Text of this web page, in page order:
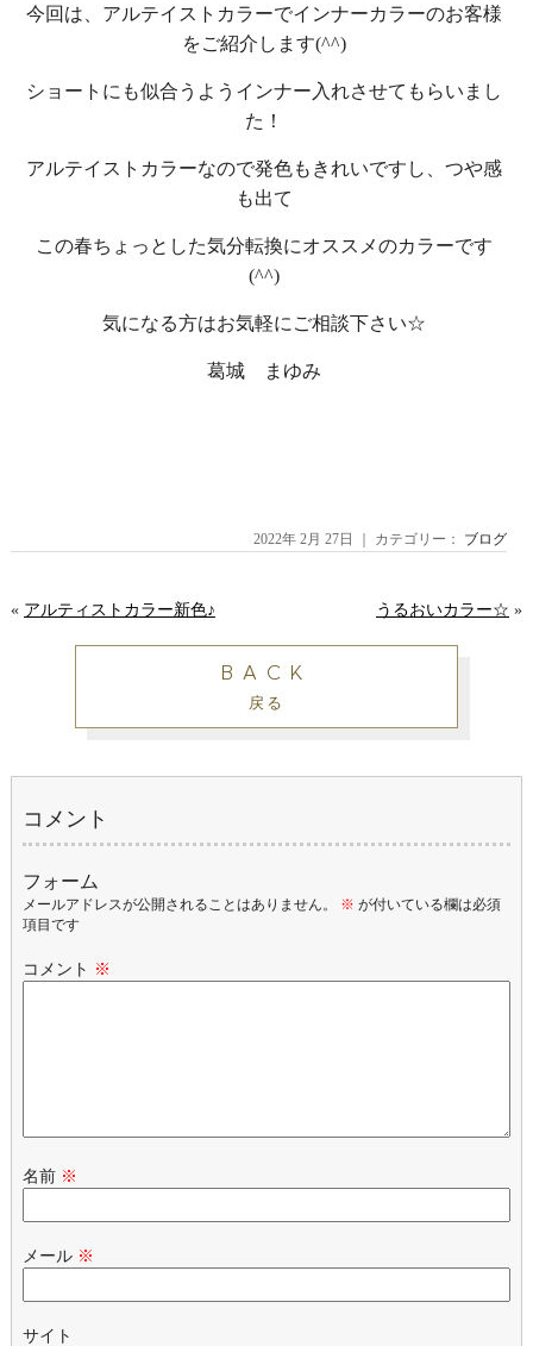
今回は、アルテイストカラーでインナーカラーのお客様
をご紹介します(^^)
ショートにも似合うようインナー入れさせてもらいまし
た！
アルテイストカラーなので発色もきれいですし、つや感
も出て
この春ちょっとした気分転換にオススメのカラーです
(^^)
気になる方はお気軽にご相談下さい☆
葛城 まゆみ
2022年 2月 27日 ｜ カテゴリー： ブログ
« アルティストカラー新色♪ うるおいカラー☆ »
BACK
戻る
コメント
フォーム
メールアドレスが公開されることはありません。 ※ が付いている欄は必須
項目です
コメント ※
名前 ※
メール ※
サイト